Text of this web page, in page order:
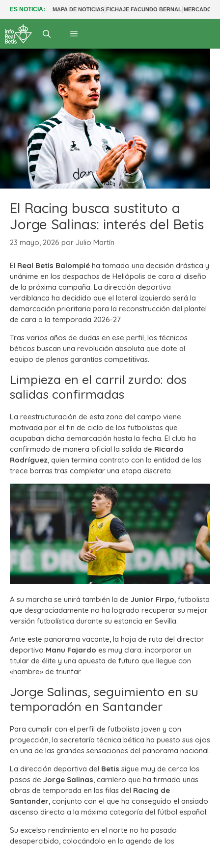
ES NOTICIA: MAPA DE NOTICIAS|FICHAJE FACUNDO BERNAL|MERCADO
El Racing busca sustituto a
Jorge Salinas: interés del Betis
23 mayo, 2026 por Julio Martín
El Real Betis Balompié ha tomado una decisión drástica y
unánime en los despachos de Heliópolis de cara al diseño
de la próxima campaña. La dirección deportiva
verdiblanca ha decidido que el lateral izquierdo será la
demarcación prioritaria para la reconstrucción del plantel
de cara a la temporada 2026-27.
Tras varios años de dudas en ese perfil, los técnicos
béticos buscan una revolución absoluta que dote al
equipo de plenas garantías competitivas.
Limpieza en el carril zurdo: dos
salidas confirmadas
La reestructuración de esta zona del campo viene
motivada por el fin de ciclo de los futbolistas que
ocupaban dicha demarcación hasta la fecha. El club ha
confirmado de manera oficial la salida de Ricardo
Rodríguez, quien termina contrato con la entidad de las
trece barras tras completar una etapa discreta.
A su marcha se unirá también la de Junior Firpo, futbolista
que desgraciadamente no ha logrado recuperar su mejor
versión futbolística durante su estancia en Sevilla.
Ante este panorama vacante, la hoja de ruta del director
deportivo Manu Fajardo es muy clara: incorporar un
titular de élite y una apuesta de futuro que llegue con
«hambre» de triunfar.
Jorge Salinas, seguimiento en su
temporadón en Santander
Para cumplir con el perfil de futbolista joven y con
proyección, la secretaría técnica bética ha puesto sus ojos
en una de las grandes sensaciones del panorama nacional.
La dirección deportiva del Betis sigue muy de cerca los
pasos de Jorge Salinas, carrilero que ha firmado unas
obras de temporada en las filas del Racing de
Santander, conjunto con el que ha conseguido el ansiado
ascenso directo a la máxima categoría del fútbol español.
Su excelso rendimiento en el norte no ha pasado
desapercibido, colocándolo en la agenda de los